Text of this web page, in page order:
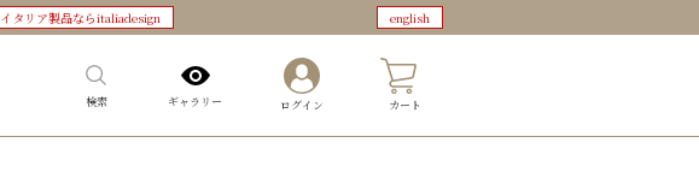
イタリア製品ならitaliadesign english
検索 ギャラリー ログイン カート